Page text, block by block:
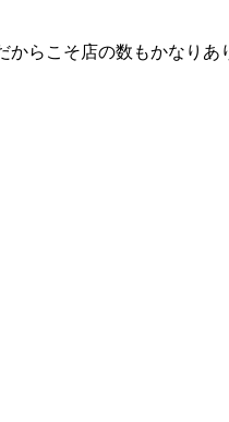
らこそ店の数もかなり